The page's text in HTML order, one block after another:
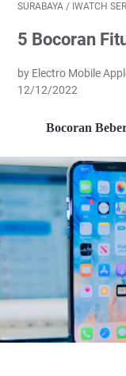
SURABAYA / IWATCH
5 Bocoran
by Electro Mobile
12/12/2022
Bocoran